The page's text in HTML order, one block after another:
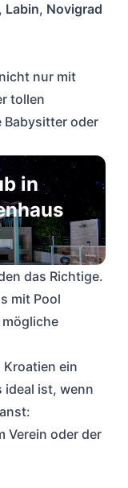
, Labin, Novigrad
nur mit
tollen
Babysitter oder
in
das Richtige.
mit Pool
ein
ideal ist, wenn
Verein oder der